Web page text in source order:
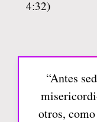
“Antes
otros,